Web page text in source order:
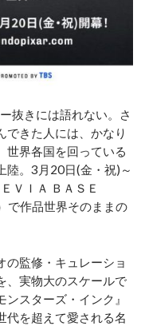
抜きには語れない。さ
できた人には、かなり
世界各国を回っている
陸。3月20日(金・祝)～
ＶＩＡ ＢＡＳＥ
で作品世界そのままの
監修・キュレーショ
、実物大のスケールで
スターズ・インク』
代を超えて愛される名